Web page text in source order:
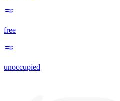
free
unoccupied